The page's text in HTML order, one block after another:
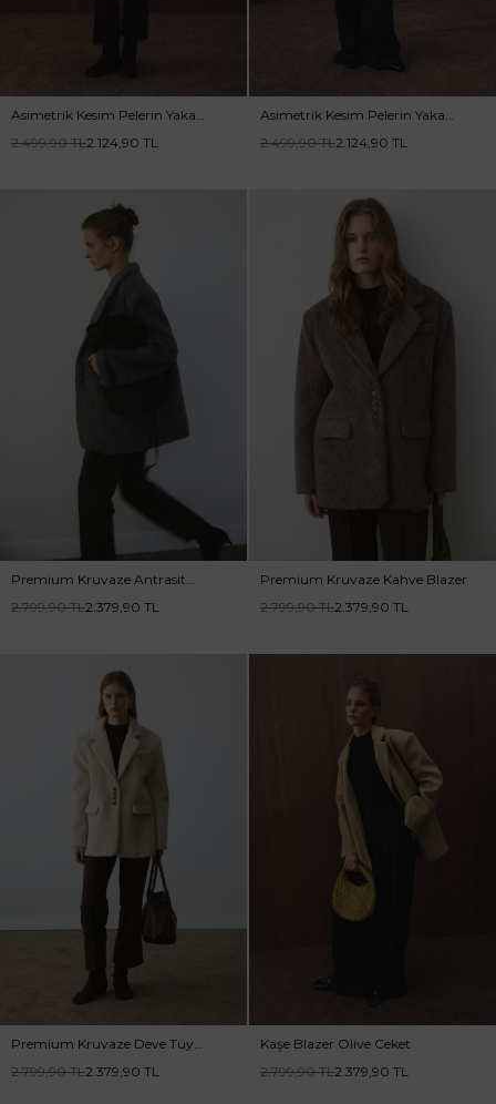
Asimetrik Kesim Pelerin Yaka
Kahve Kaban
2.499,90TL2.124,90 TL
Asimetrik Kesim Pelerin Yaka
Deve Tüy Kaban
2.499,90TL2.124,90 TL
Premium Kruvaze Antrasit
2.799,90TL2.379,90 TL
Premium Kruvaze Kahve Blazer
2.799,90TL2.379,90 TL
Premium Kruvaze Deve Tüy
2.799,90TL2.379,90 TL
Kaşe Blazer Olive Ceket
2.799,90TL2.379,90 TL